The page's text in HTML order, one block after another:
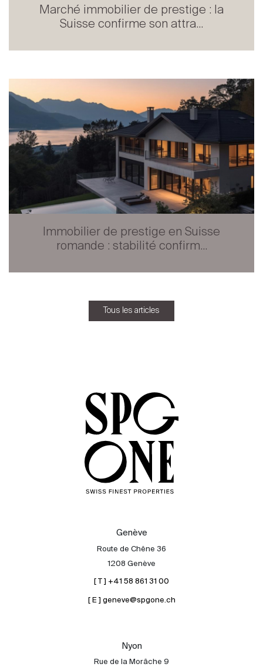
Marché immobilier de prestige : la
Suisse confirme son attra...
Immobilier de prestige en Suisse
romande : stabilité confirm...
Tous les articles
Genève
Route de Chêne 36
1208 Genève
[ T ] +41 58 861 31 00
[ E ] geneve@spgone.ch
Nyon
Rue de la Morâche 9